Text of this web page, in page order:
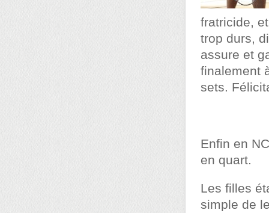
fratricide,
trop durs,
assure et
finalement
sets.
Enfin en
en quart.
Les filles
simple de